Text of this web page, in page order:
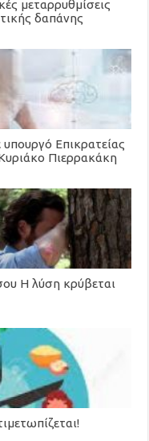
μεταρρυθμίσεις
δαπάνης
Επικρατείας
Πιερρακάκη
Η λύση κρύβεται